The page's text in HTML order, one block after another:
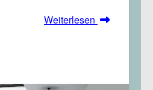
Weiterlesen